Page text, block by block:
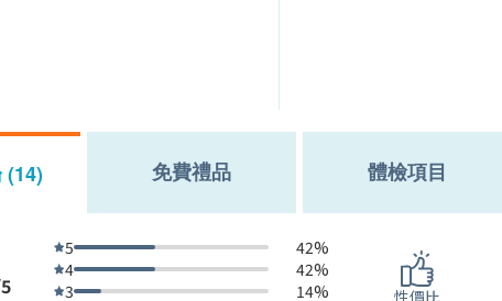
(14) 免費禮品 體檢項目
5
42%
4
42%
3
14%
性價比